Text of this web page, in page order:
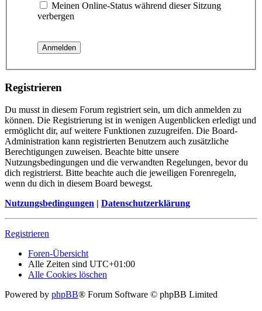
Meinen Online-Status während dieser Sitzung
verbergen
Registrieren
Du musst in diesem Forum registriert sein, um dich anmelden zu
können. Die Registrierung ist in wenigen Augenblicken erledigt und
ermöglicht dir, auf weitere Funktionen zuzugreifen. Die Board-
Administration kann registrierten Benutzern auch zusätzliche
Berechtigungen zuweisen. Beachte bitte unsere
Nutzungsbedingungen und die verwandten Regelungen, bevor du
dich registrierst. Bitte beachte auch die jeweiligen Forenregeln,
wenn du dich in diesem Board bewegst.
Nutzungsbedingungen | Datenschutzerklärung
Registrieren
Foren-Übersicht
Alle Zeiten sind UTC+01:00
Alle Cookies löschen
Powered by phpBB® Forum Software © phpBB Limited